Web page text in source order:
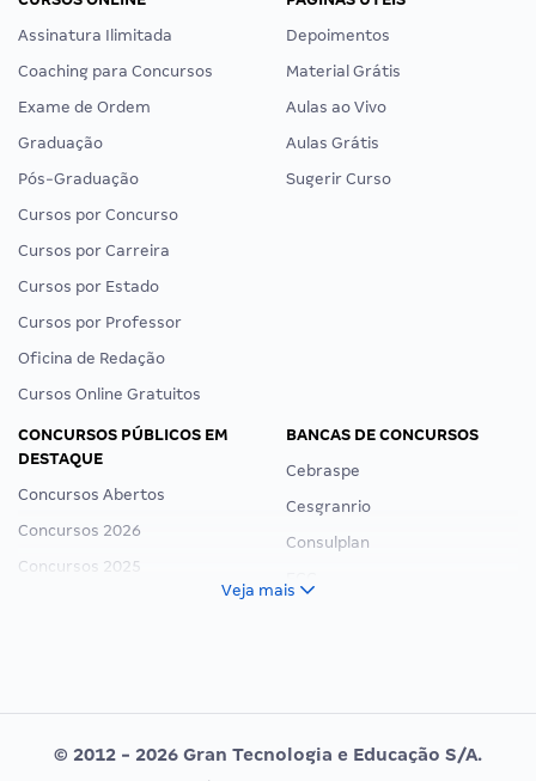
Assinatura Ilimitada
Coaching para Concursos
Exame de Ordem
Graduação
Pós-Graduação
Cursos por Concurso
Cursos por Carreira
Cursos por Estado
Cursos por Professor
Oficina de Redação
Cursos Online Gratuitos
Depoimentos
Material Grátis
Aulas ao Vivo
Aulas Grátis
Sugerir Curso
CONCURSOS PÚBLICOS EM
DESTAQUE
Concursos Abertos
Concursos 2026
Concursos 2025
Editais publicados
BANCAS DE CONCURSOS
Cebraspe
Cesgranrio
Consulplan
Vunesp
Veja mais
© 2012 - 2026 Gran Tecnologia e Educação S/A.